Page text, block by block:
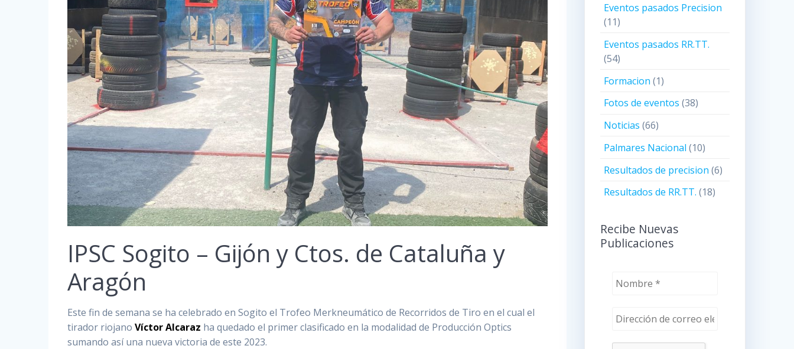
IPSC Sogito – Gijón y Ctos. de Cataluña y
Aragón
Este fin de semana se ha celebrado en Sogito el Trofeo Merkneumático de Recorridos de Tiro en el cual el
tirador riojanoVíctor Alcaraz ha quedado el primer clasificado en la modalidad de Producción Optics
sumando así una nueva victoria de este 2023.
Eventos pasados Precision
(11)
Eventos pasados RR.TT.
(54)
Formacion (1)
Fotos de eventos (38)
Noticias (66)
Palmares Nacional (10)
Resultados de precision (6)
Resultados de RR.TT. (18)
Recibe Nuevas
Publicaciones